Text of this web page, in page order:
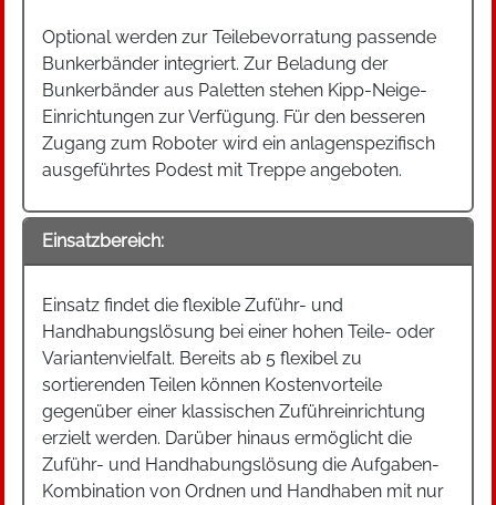
Optional werden zur Teilebevorratung passende
Bunkerbänder integriert. Zur Beladung der
Bunkerbänder aus Paletten stehen Kipp-Neige-
Einrichtungen zur Verfügung. Für den besseren
Zugang zum Roboter wird ein anlagenspezifisch
ausgeführtes Podest mit Treppe angeboten.
Einsatzbereich:
Einsatz findet die flexible Zuführ- und
Handhabungslösung bei einer hohen Teile- oder
Variantenvielfalt. Bereits ab 5 flexibel zu
sortierenden Teilen können Kostenvorteile
gegenüber einer klassischen Zuführeinrichtung
erzielt werden. Darüber hinaus ermöglicht die
Zuführ- und Handhabungslösung die Aufgaben-
Kombination von Ordnen und Handhaben mit nur